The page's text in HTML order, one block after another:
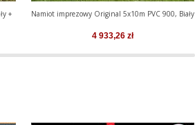
+
Namiot imprezowy Original 5x10m PVC 900, Biały
4 933,26 zł